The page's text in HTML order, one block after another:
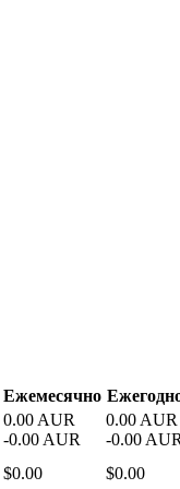
Ежемесячно
0.00 AUR
-0.00 AUR
0.00 AUR
-0.00
$0.00 $0.00